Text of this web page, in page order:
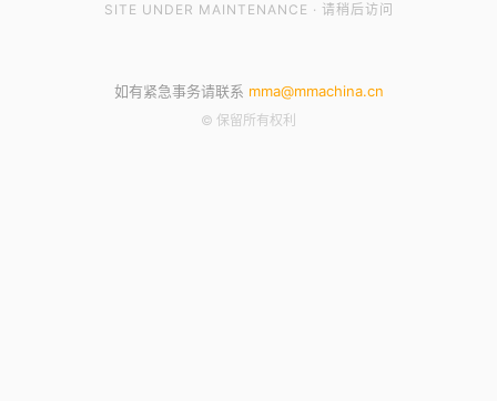
SITE UNDER MAINTENANCE · 请稍后访问
如有紧急事务请联系 mma@mmachina.cn
© 保留所有权利